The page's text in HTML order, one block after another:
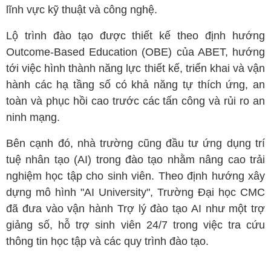
lĩnh vực kỹ thuật và công nghệ.
Lộ trình đào tạo được thiết kế theo định hướng
Outcome-Based Education (OBE) của ABET, hướng
tới việc hình thành năng lực thiết kế, triển khai và vận
hành các hạ tầng số có khả năng tự thích ứng, an
toàn và phục hồi cao trước các tấn công và rủi ro an
ninh mạng.
Bên cạnh đó, nhà trường cũng đầu tư ứng dụng trí
tuệ nhân tạo (AI) trong đào tạo nhằm nâng cao trải
nghiệm học tập cho sinh viên. Theo định hướng xây
dựng mô hình "AI University", Trường Đại học CMC
đã đưa vào vận hành Trợ lý đào tạo AI như một trợ
giảng số, hỗ trợ sinh viên 24/7 trong việc tra cứu
thông tin học tập và các quy trình đào tạo.